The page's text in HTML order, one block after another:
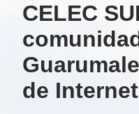
CELEC
de Internet